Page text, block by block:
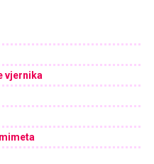
vjernika